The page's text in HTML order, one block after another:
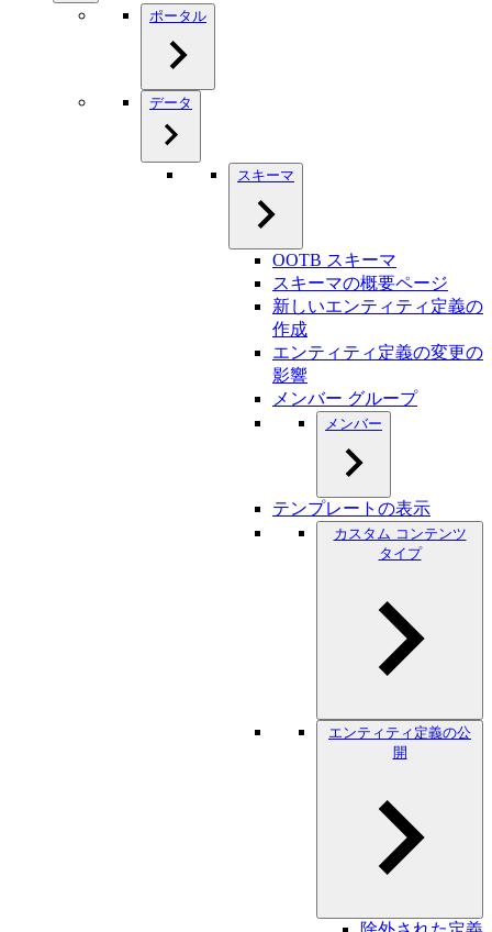
ポータル
データ
スキーマ
OOTB スキーマ
スキーマの概要ページ
新しいエンティティ定義の
作成
エンティティ定義の変更の
影響
メンバー グループ
メンバー
テンプレートの表示
カスタム コンテンツ
タイプ
エンティティ定義の公
開